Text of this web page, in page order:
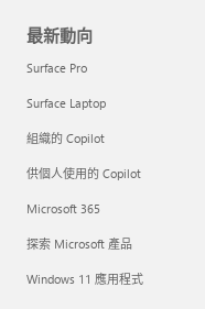
最新動向
Surface Pro
Surface Laptop
組織的 Copilot
供個人使用的 Copilot
Microsoft 365
探索 Microsoft 產品
Windows 11 應用程式